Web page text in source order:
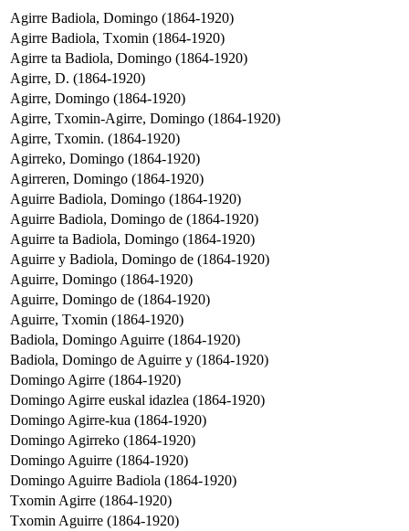
Agirre Badiola, Domingo (1864-1920)
Agirre Badiola, Txomin (1864-1920)
Agirre ta Badiola, Domingo (1864-1920)
Agirre, D. (1864-1920)
Agirre, Domingo (1864-1920)
Agirre, Txomin-Agirre, Domingo (1864-1920)
Agirre, Txomin. (1864-1920)
Agirreko, Domingo (1864-1920)
Agirreren, Domingo (1864-1920)
Aguirre Badiola, Domingo (1864-1920)
Aguirre Badiola, Domingo de (1864-1920)
Aguirre ta Badiola, Domingo (1864-1920)
Aguirre y Badiola, Domingo de (1864-1920)
Aguirre, Domingo (1864-1920)
Aguirre, Domingo de (1864-1920)
Aguirre, Txomin (1864-1920)
Badiola, Domingo Aguirre (1864-1920)
Badiola, Domingo de Aguirre y (1864-1920)
Domingo Agirre (1864-1920)
Domingo Agirre euskal idazlea (1864-1920)
Domingo Agirre-kua (1864-1920)
Domingo Agirreko (1864-1920)
Domingo Aguirre (1864-1920)
Domingo Aguirre Badiola (1864-1920)
Txomin Agirre (1864-1920)
Txomin Aguirre (1864-1920)